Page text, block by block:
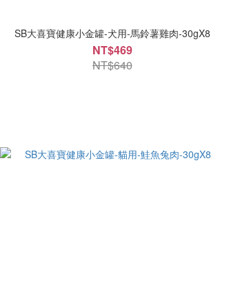
SB大喜寶健康小金罐-犬用-馬鈴薯雞肉-30gX8
NT$469
NT$640